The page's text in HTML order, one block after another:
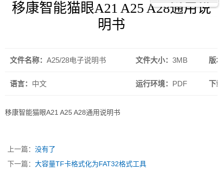
移康智能猫眼A21 A25 A28通用说
明书
文件名称： A25/28电子说明书 文件大小： 3MB 版
语言： 中文 运行环境： PDF 下
移康智能猫眼A21 A25 A28通用说明书
上一篇： 没有了
下一篇： 大容量TF卡格式化为FAT32格式工具